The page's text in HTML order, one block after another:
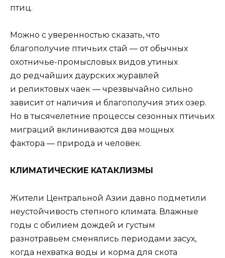
птиц.
Можно с уверенностью сказать, что
благополучие птичьих стай — от обычных
охотничье-промысловых видов утиных
до редчайших даурских журавлей
и реликтовых чаек — чрезвычайно сильно
зависит от наличия и благополучия этих озер.
Но в тысячелетние процессы сезонных птичьих
миграций вклиниваются два мощных
фактора — природа и человек.
КЛИМАТИЧЕСКИЕ КАТАКЛИЗМЫ
Жители Центральной Азии давно подметили
неустойчивость степного климата. Влажные
годы с обилием дождей и густым
разнотравьем сменялись периодами засух,
когда нехватка воды и корма для скота